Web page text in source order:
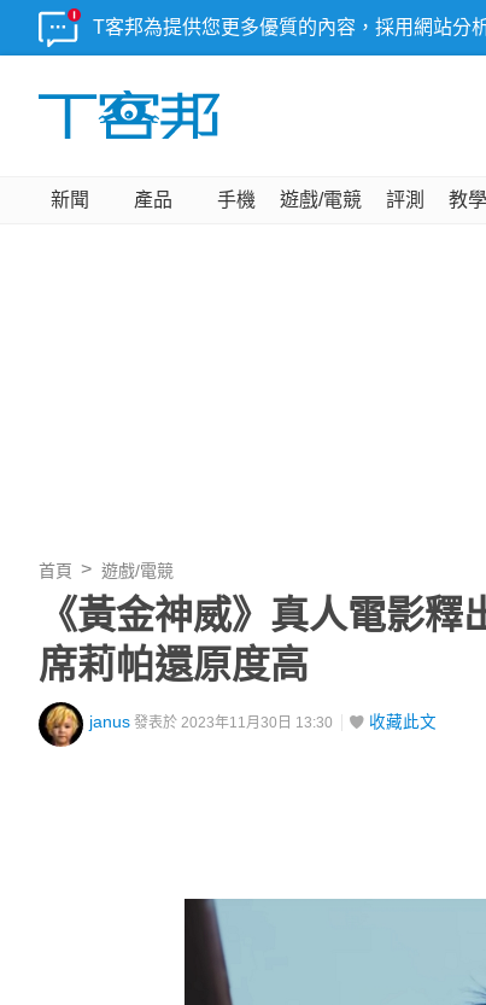
T客邦為提供您更多優質的內容，採用網站分
新聞 產品 手機 遊戲/電競 評測 教學
首頁 遊戲/電競
《黃金神威》真人電影
席莉帕還原度高
janus 發表於 2023年11月30日 13:30 收藏此文